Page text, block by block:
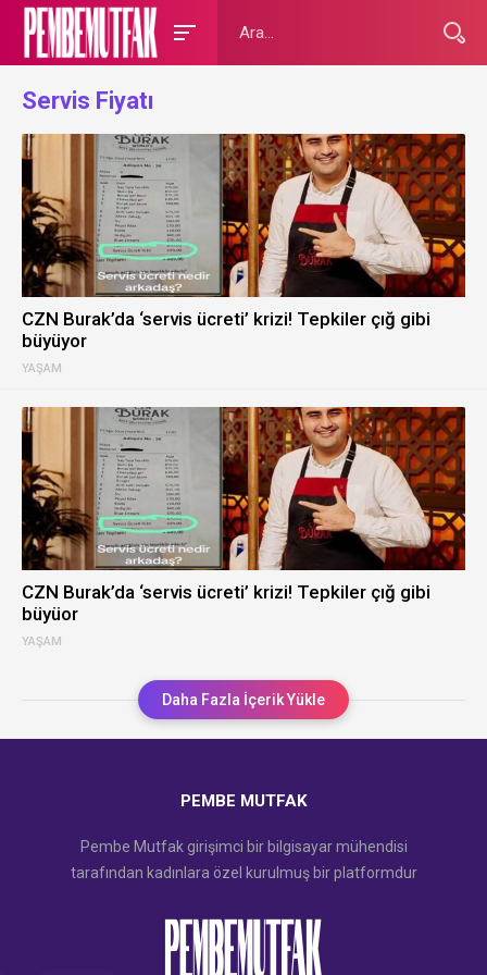
Servis Fiyatı
YAŞAM
CZN Burak’da ‘servis ücreti’ krizi! Tepkiler çığ gibi
büyüyor
YAŞAM
CZN Burak’da ‘servis ücreti’ krizi! Tepkiler çığ gibi
büyüor
Daha Fazla İçerik Yükle
PEMBE MUTFAK
Pembe Mutfak girişimci bir bilgisayar mühendisi
tarafından kadınlara özel kurulmuş bir platformdur